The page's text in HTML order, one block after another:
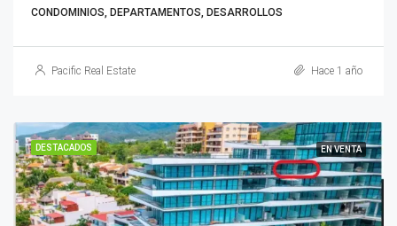
CONDOMINIOS, DEPARTAMENTOS, DESARROLLOS
Pacific Real Estate Hace 1 año
DESTACADOS EN VENTA